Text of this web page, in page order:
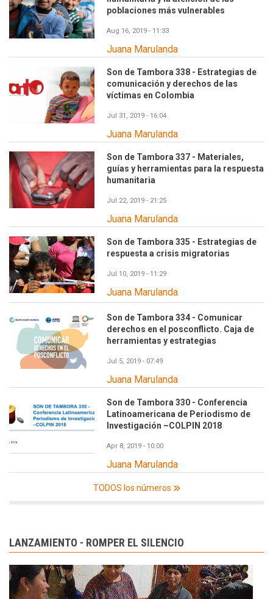
poblaciones más vulnerables
Aug 16, 2019 - 11:33
Juana Marulanda
Son de Tambora 338 - Estrategias de
comunicación y derechos de las
víctimas en Colombia
Jul 31, 2019 - 16:04
Juana Marulanda
Son de Tambora 337 - Materiales,
guías y herramientas para la respuesta
humanitaria
Jul 22, 2019 - 21:25
Juana Marulanda
Son de Tambora 335 - Estrategias de
respuesta a crisis migratorias
Jul 10, 2019 - 11:29
Juana Marulanda
Son de Tambora 334 - Comunicar
derechos en el posconflicto. Caja de
herramientas y estrategias
Jul 5, 2019 - 07:49
Juana Marulanda
Son de Tambora 330 - Conferencia
Latinoamericana de Periodismo de
Investigación –COLPIN 2018
Apr 8, 2019 - 10:00
Juana Marulanda
TODOS los números
LANZAMIENTO - ROMPER EL SILENCIO